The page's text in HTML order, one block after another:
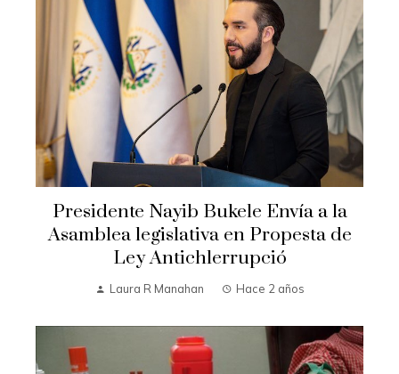
Presidente Nayib Bukele Envía a la
Asamblea legislativa en Propesta de
Ley Antichlerrupció
Laura R Manahan Hace 2 años